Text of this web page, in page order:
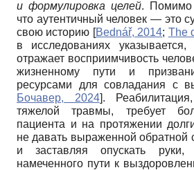
и формулировка целей. Помимо
что аутентичный человек — это
свою историю [Bednář, 2014; The
в исследованиях указывается,
отражает восприимчивость
жизненному пути и
ресурсами для совладания с
Бочавер, 2024].
тяжелой травмы, требует
пациента и на протяжении
не давать выраженной обратной
и заставляя опускать руки,
намеченного пути к